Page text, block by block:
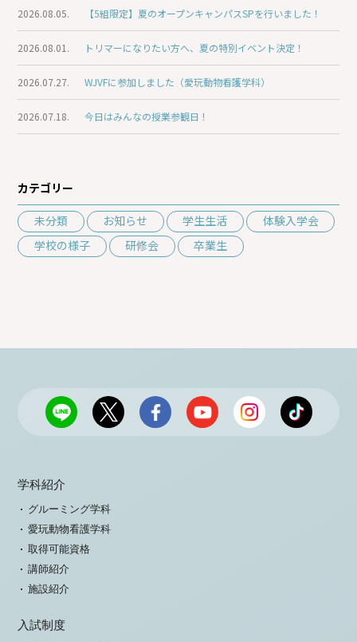
2026.08.05. 【5組限定】夏のオープンキャンパスSPを行いました！
2026.08.01. トリマーになりたい方へ、夏の特別イベント決定！
2026.07.27. WJVFに参加しました（愛玩動物看護学科）
2026.07.18. 今日はみんなの授業参観日！
カテゴリー
未分類 お知らせ 学生生活
体験入学会
学校の様子
研修会 卒業生
学科紹介
グルーミング学科
愛玩動物看護学科
取得可能資格
講師紹介
施設紹介
入試制度